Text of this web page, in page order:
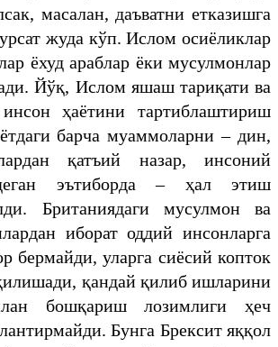
масалан, даъватни етказишга
жуда кўп. Ислом осиёликлар
ёхуд араблар ёки мусулмонлар
Йўқ, Ислом яшаш тариқати ва
ҳаётини тартиблаштириш
барча муаммоларни – дин,
қатъий назар, инсоний
эътиборда – ҳал этиш
Британиядаги мусулмон ва
иборат оддий инсонларга
бермайди, уларга сиёсий копток
қандай қилиб ишларини
бошқариш лозимлиги ҳеч
Бунга Брексит яққол